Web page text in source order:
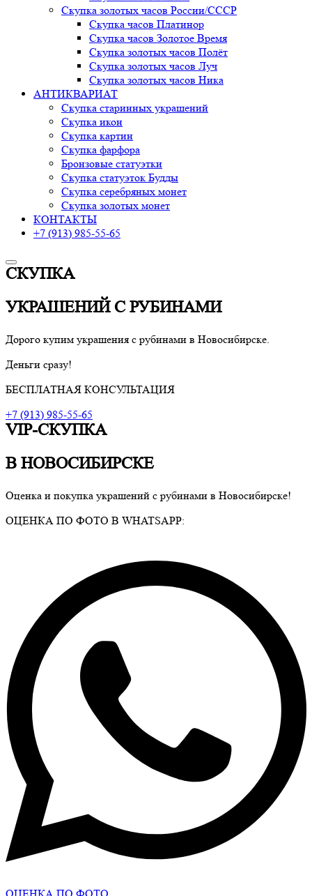
Скупка золотых часов России/СССР
Скупка часов Платинор
Скупка часов Золотое Время
Скупка золотых часов Полёт
Скупка золотых часов Луч
Скупка золотых часов Ника
АНТИКВАРИАТ
Скупка старинных украшений
Скупка икон
Скупка картин
Скупка фарфора
Бронзовые статуэтки
Скупка статуэток Будды
Скупка серебряных монет
Скупка золотых монет
КОНТАКТЫ
+7 (913) 985-55-65
СКУПКА
УКРАШЕНИЙ С РУБИНАМИ
Дорого купим украшения с рубинами в Новосибирске.
Деньги сразу!
БЕСПЛАТНАЯ КОНСУЛЬТАЦИЯ
+7 (913) 985-55-65
VIP-СКУПКА
В НОВОСИБИРСКЕ
Оценка и покупка украшений с рубинами в Новосибирске!
ОЦЕНКА ПО ФОТО В WHATSAPP: